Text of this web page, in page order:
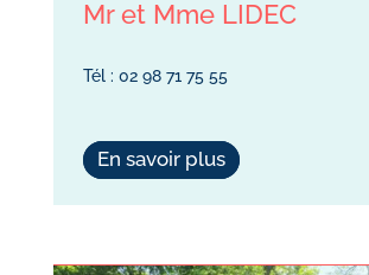
Mr et Mme LIDEC
Tél : 02 98 71 75 55
En savoir plus